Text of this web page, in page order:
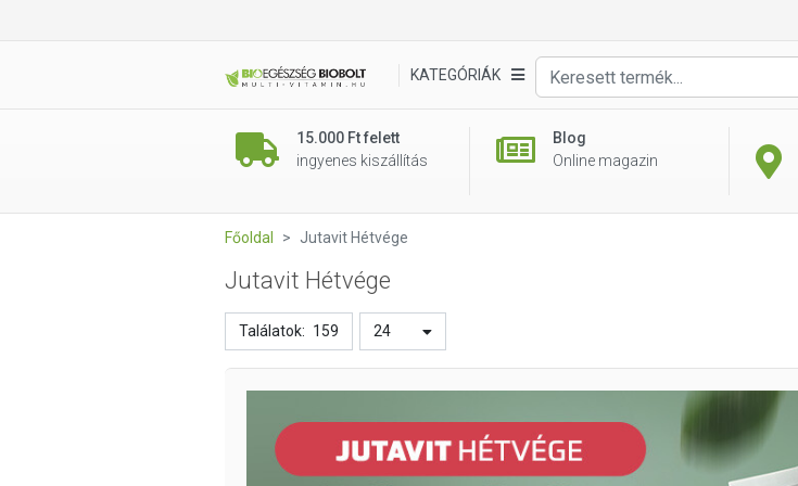
KATEGÓRIÁK
15.000 Ft felett
ingyenes kiszállítás
Blog
Online magazin
Főoldal Jutavit Hétvége
Jutavit Hétvége
Találatok: 159 24